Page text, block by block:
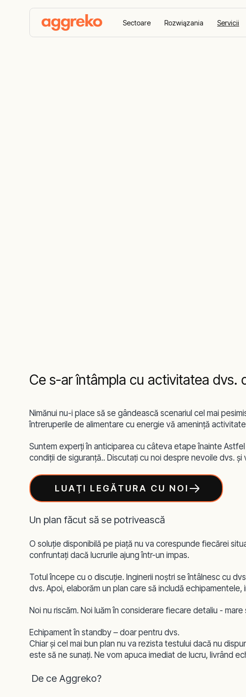
Sectoare Rozwiązania Servicii
Ce s-ar întâmpla cu activitatea dvs.
Nimănui nu-i place să se gândească scenariul cel mai
întreruperile de alimentare cu energie vă ameninţă
Suntem experţi în anticiparea cu câteva etape înainte
condiţii de siguranţă.. Discutaţi cu noi despre nevoile dvs.
LUAŢI LEGĂTURA CU NOI
Un plan făcut să se potrivească
O soluţie disponibilă pe piaţă nu va corespunde fiecărei
confruntaţi dacă lucrurile ajung într-un impas.
Totul începe cu o discuţie. Inginerii noştri se întâlnesc cu
dvs. Apoi, elaborăm un plan care să includă
Noi nu riscăm. Noi luăm în considerare fiecare detaliu - mare
Echipament în standby – doar pentru dvs.
Chiar şi cel mai bun plan nu va rezista testului dacă nu
este să ne sunaţi. Ne vom apuca imediat de lucru, livrând
De ce Aggreko?